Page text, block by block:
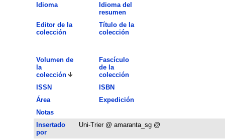
Idioma
Idioma del
resumen
Editor de la
colección
Título de la
colección
Volumen de
la
colección
Fascículo
de la
colección
ISSN
ISBN
Área
Expedición
Notas
Insertado
por
Uni-Trier @ amaranta_sg @